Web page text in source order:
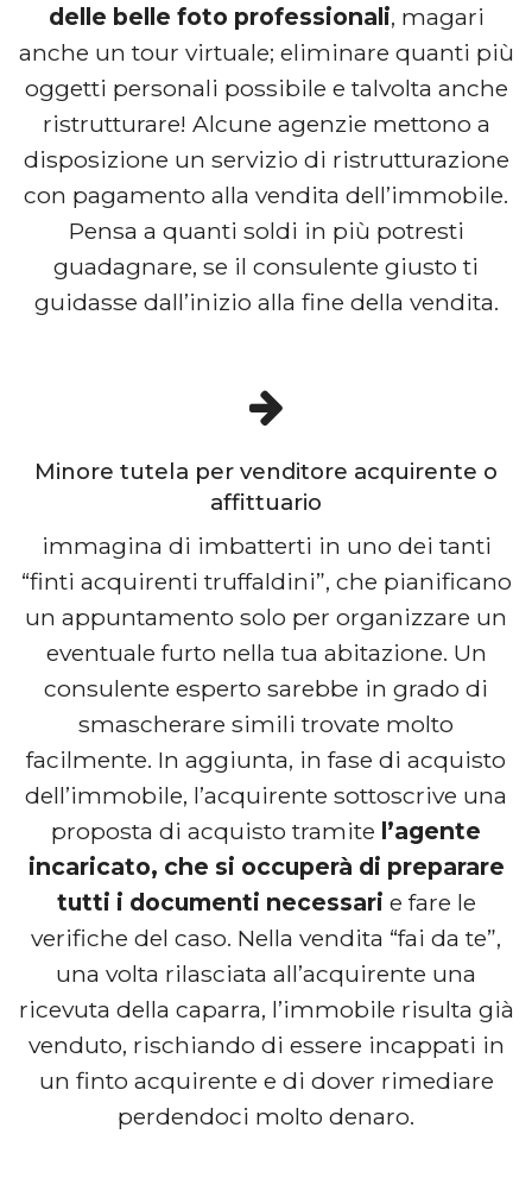
delle belle foto professionali, magari
anche un tour virtuale; eliminare quanti più
oggetti personali possibile e talvolta anche
ristrutturare! Alcune agenzie mettono a
disposizione un servizio di ristrutturazione
con pagamento alla vendita dell’immobile.
Pensa a quanti soldi in più potresti
guadagnare, se il consulente giusto ti
guidasse dall’inizio alla fine della vendita.
Minore tutela per venditore acquirente o
affittuario
immagina di imbatterti in uno dei tanti
“finti acquirenti truffaldini”, che pianificano
un appuntamento solo per organizzare un
eventuale furto nella tua abitazione. Un
consulente esperto sarebbe in grado di
smascherare simili trovate molto
facilmente. In aggiunta, in fase di acquisto
dell’immobile, l’acquirente sottoscrive una
proposta di acquisto tramite l’agente
incaricato, che si occuperà di preparare
tutti i documenti necessari e fare le
verifiche del caso. Nella vendita “fai da te”,
una volta rilasciata all’acquirente una
ricevuta della caparra, l’immobile risulta già
venduto, rischiando di essere incappati in
un finto acquirente e di dover rimediare
perdendoci molto denaro.